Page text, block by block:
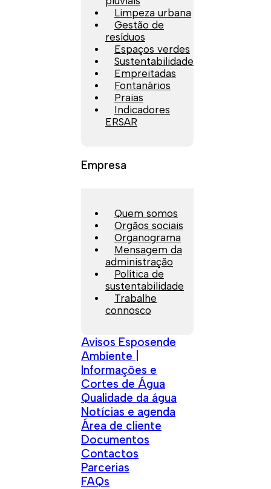
Limpeza urbana
Gestão de
resíduos
Espaços verdes
Sustentabilidade
Empreitadas
Fontanários
Praias
Indicadores
ERSAR
Empresa
Quem somos
Orgãos sociais
Organograma
Mensagem da
administração
Política de
sustentabilidade
Trabalhe
connosco
Avisos Esposende
Ambiente |
Informações e
Cortes de Água
Qualidade da água
Notícias e agenda
Área de cliente
Documentos
Contactos
Parcerias
FAQs